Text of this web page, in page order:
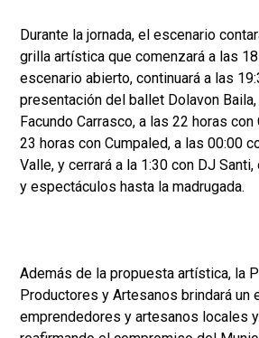
Durante la jornada, el escenario
grilla artística que comenzará a las
escenario abierto, continuará a las
presentación del ballet Dolavon
Facundo Carrasco, a las 22 horas con
23 horas con Cumpaled, a las 00:00
Valle, y cerrará a la 1:30 con DJ
y espectáculos hasta la madrugada.
Además de la propuesta artística, la
Productores y Artesanos brindará un
emprendedores y artesanos locales